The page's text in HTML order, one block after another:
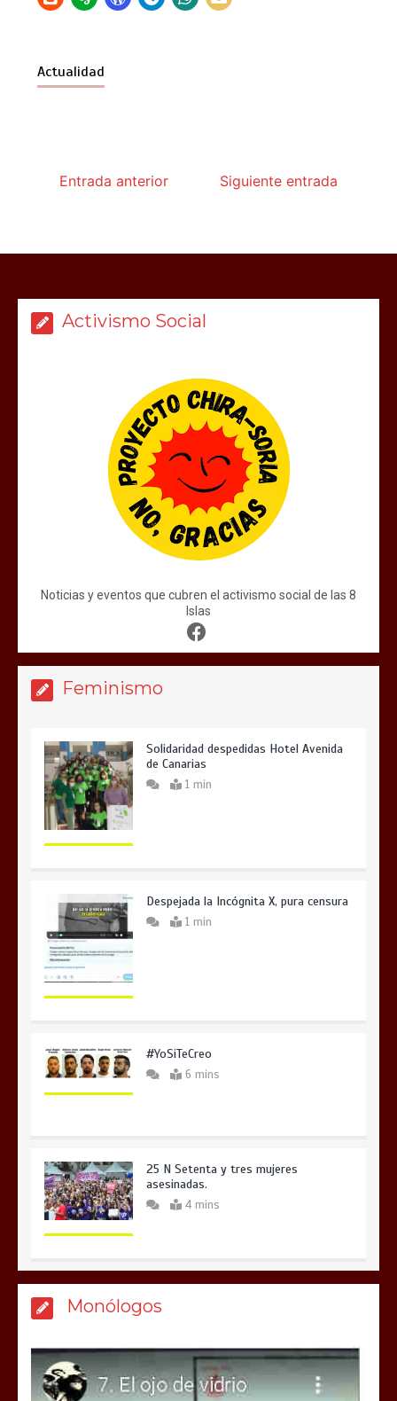
Actualidad
Entrada anterior Siguiente entrada
Activismo Social
Noticias y eventos que cubren el activismo social de las 8
Islas
Feminismo
Solidaridad despedidas Hotel Avenida
de Canarias
1 min
Despejada la Incógnita X, pura censura
1 min
#YoSiTeCreo
6 mins
25 N Setenta y tres mujeres
asesinadas.
4 mins
Monólogos